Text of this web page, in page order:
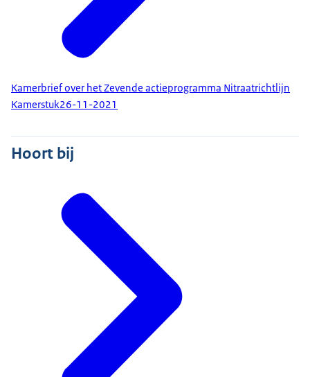
Kamerbrief over het Zevende actieprogramma Nitraatrichtlijn
Kamerstuk26-11-2021
Hoort bij